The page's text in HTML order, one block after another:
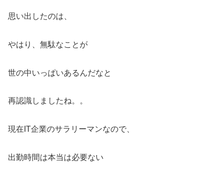
思い出したのは、
やはり、無駄なことが
世の中いっぱいあるんだなと
再認識しましたね。。
現在IT企業のサラリーマンなので、
出勤時間は本当は必要ない